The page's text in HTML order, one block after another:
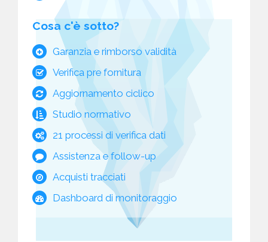
Cosa c'è sotto?
Garanzia e rimborso validità
Verifica pre fornitura
Aggiornamento ciclico
Studio normativo
21 processi di verifica dati
Assistenza e follow-up
Acquisti tracciati
Dashboard di monitoraggio